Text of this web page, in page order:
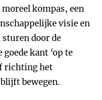
kompas, een
visie en
door de
kant ‘op te
richting het
bewegen.